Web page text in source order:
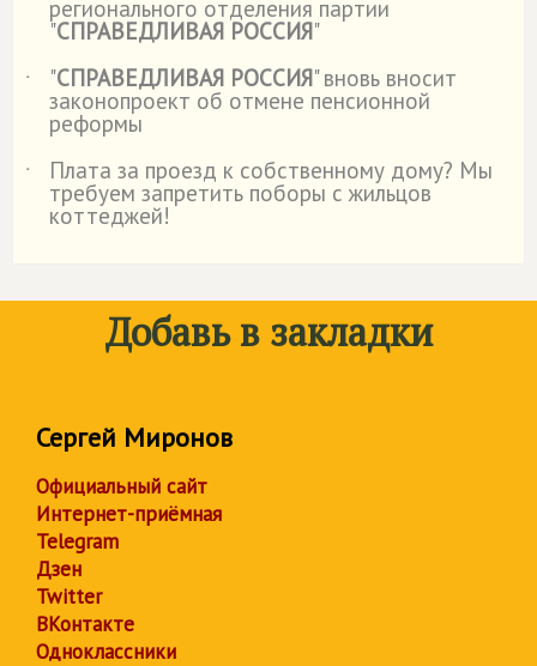
регионального отделения партии
"СПРАВЕДЛИВАЯ РОССИЯ"
˙
"СПРАВЕДЛИВАЯ РОССИЯ" вновь вносит
законопроект об отмене пенсионной
реформы
˙
Плата за проезд к собственному дому? Мы
требуем запретить поборы с жильцов
коттеджей!
Добавь в закладки
Сергей Миронов
Официальный сайт
Интернет-приёмная
Telegram
Дзен
Twitter
ВКонтакте
Одноклассники